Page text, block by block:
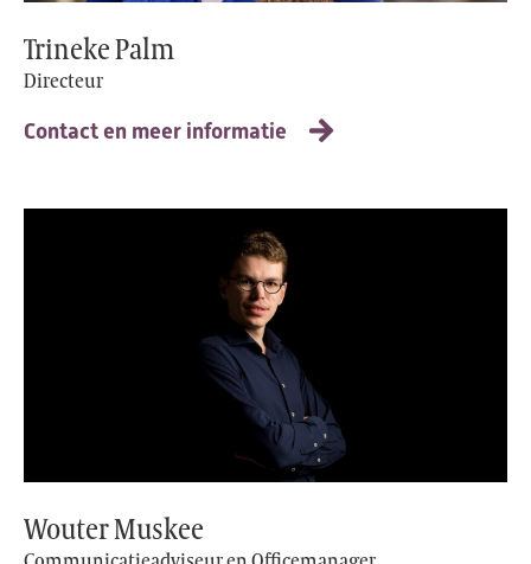
Trineke Palm
Directeur
Contact en meer informatie
Wouter Muskee